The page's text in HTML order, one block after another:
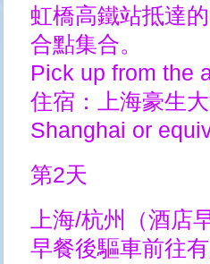
虹橋高鐵站抵達
合點集合。
Pick up from the
住宿：上海豪生
Shanghai or
第2天
上海/杭州（酒店
早餐後驅車前往